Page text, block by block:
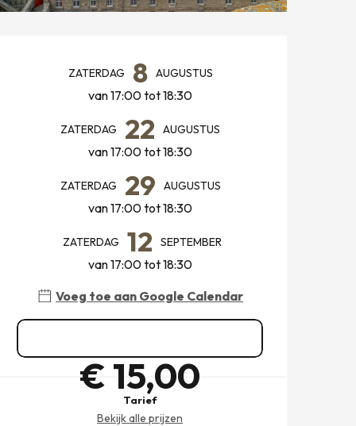
OPENINGSTIJDEN EN
ZATERDAG 8 AUGUSTUS
van 17:00 tot 18:30
ZATERDAG 22 AUGUSTUS
van 17:00 tot 18:30
ZATERDAG 29 AUGUSTUS
van 17:00 tot 18:30
ZATERDAG 12 SEPTEMBER
van 17:00 tot 18:30
Voeg toe aan Google Calendar
€ 15,00
Tarief
Bekijk alle prijzen